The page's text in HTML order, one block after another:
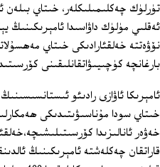
تۈرلۈك چەكلىمىلىكلەر، خىتاي بىلەن
ئەقلىي مۈلۈك داۋاسىدا ئامېرىكىنىڭ
نۆۋەتتە خەلقئارادىكى خىتاي
بارغانچە كۈچىيىۋاتقانلىقىنى
خىتاي سودا مۇناسىۋىتىدىكى
خەۋەر ئانالىزىدا
قاراتقان چەكلەشتە ئامېرىكىنىڭ